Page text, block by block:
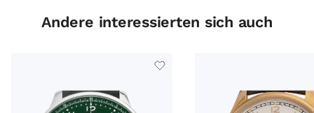
Andere interessierten sich auch